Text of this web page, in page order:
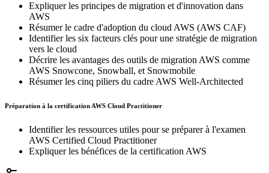
Expliquer les principes de migration et d'innovation dans
AWS
Résumer le cadre d'adoption du cloud AWS (AWS CAF)
Identifier les six facteurs clés pour une stratégie de migration
vers le cloud
Décrire les avantages des outils de migration AWS comme
AWS Snowcone, Snowball, et Snowmobile
Résumer les cinq piliers du cadre AWS Well-Architected
Préparation à la certification AWS Cloud Practitioner
Identifier les ressources utiles pour se préparer à l'examen
AWS Certified Cloud Practitioner
Expliquer les bénéfices de la certification AWS